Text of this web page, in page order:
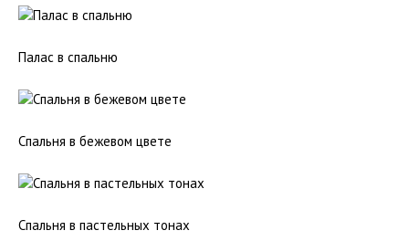
Палас в спальню
Спальня в бежевом цвете
Спальня в пастельных тонах